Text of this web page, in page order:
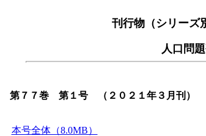
刊行物（シリーズ
人口問
第７７巻 第１号 （２０２１年３月刊）
本号全体（8.0MB）